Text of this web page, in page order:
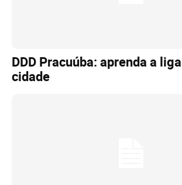
DDD Pracuúba: aprenda a
cidade